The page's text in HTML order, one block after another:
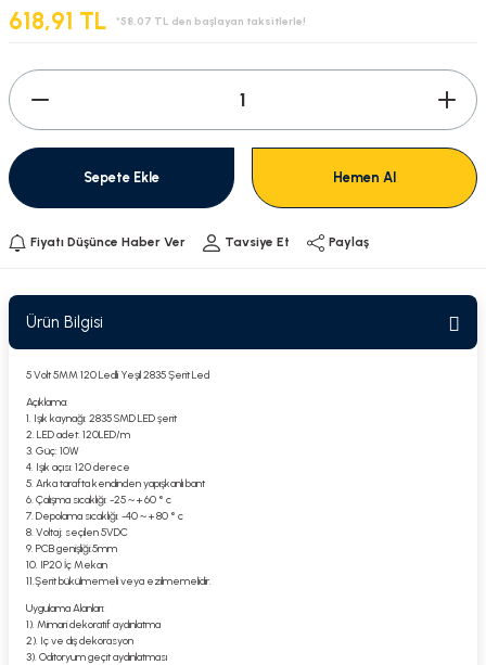
618,91 TL *58,07 TL den başlayan taksitlerle!
Sepete Ekle Hemen Al
Fiyatı Düşünce Haber Ver Tavsiye Et Paylaş
Ürün Bilgisi
5 Volt 5MM 120 Ledli Yeşil 2835 Şerit Led
Açıklama:
1. Işık kaynağı: 2835 SMD LED şerit
2. LED adet: 120LED/m
3. Güç: 10W
4. Işık açısı: 120 derece
5. Arka tarafta kendinden yapışkanlı bant
6. Çalışma sıcaklığı: -25 ~ + 60 ° c
7. Depolama sıcaklığı: -40 ~ + 80 ° c
8. Voltaj: seçilen 5VDC
9. PCB genişliği:5mm
10. IP20 İç Mekan
11.Şerit bükülmemeli veya ezilmemelidir.
Uygulama Alanları:
1). Mimari dekoratif aydınlatma
2). Iç ve dış dekorasyon
3). Oditoryum geçit aydınlatması